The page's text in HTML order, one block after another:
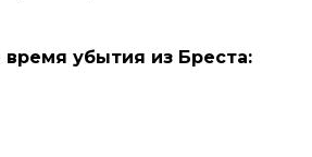
убытия из Бреста: